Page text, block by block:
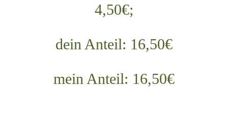
4,50€;
dein Anteil: 16,50€
mein Anteil: 16,50€